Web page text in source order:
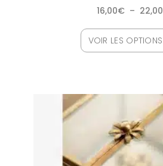
16,00€ – 22,00
VOIR LES OPTIONS